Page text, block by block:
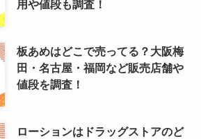
用や値段も調査！
板あめはどこで売ってる？大阪梅
田・名古屋・福岡など販売店舗や
値段を調査！
ローションはドラッグストアのど